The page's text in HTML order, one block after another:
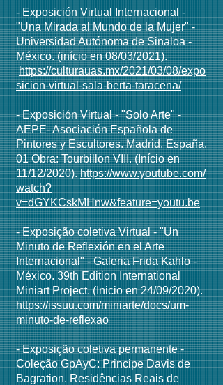
- Exposición Virtual Internacional -
"Una Mirada al Mundo de la Mujer" -
Universidad Autónoma de Sinaloa -
México. (início en 08/03/2021).
https://culturauas.mx/2021/03/08/expo
sicion-virtual-sala-berta-taracena/
- Exposición Virtual - "Solo Arte" -
AEPE- Asociación Española de
Pintores y Escultores. Madrid, España.
01 Obra: Tourbillon VIII. (Início en
11/12/2020).https://www.youtube.com/
watch?
v=dGYKCskMHnw&feature=youtu.be
- Exposição coletiva Virtual - "Un
Minuto de Reflexión en el Arte
Internacional" - Galeria Frida Kahlo -
México. 39th Edition International
Miniart Project. (Inicio en 24/09/2020).
https://issuu.com/miniarte/docs/um-
minuto-de-reflexao
- Exposição coletiva permanente -
Coleção GpAyC: Principe Davis de
Bagration. Residências Reais de